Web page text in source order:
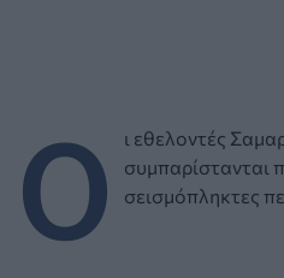
Ο ι εθελοντές
συμπαρίστανται
σεισμόπληκτες